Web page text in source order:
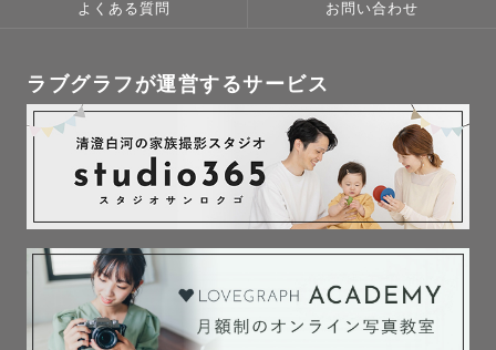
---------- 撮影について ----------
事前にお写真のイメージやご依頼への想いなどをヒアリン
グいたします。
撮りたいポーズや一緒に写したい大切なもの、不安なこと
などなんでもご相談ください🌿
（文面だけではなく、ご希望に合わせてzoomやLINEのビ
デオ通話、音声通話での打ち合わせも可能です）
スケジュールが × や △ でも対応可能な場合がございま
その他ご不明点、ご相談などもLINE公式アカウントよりお
よくある質問 お問い合わせ
ラブグラフが運営するサービス